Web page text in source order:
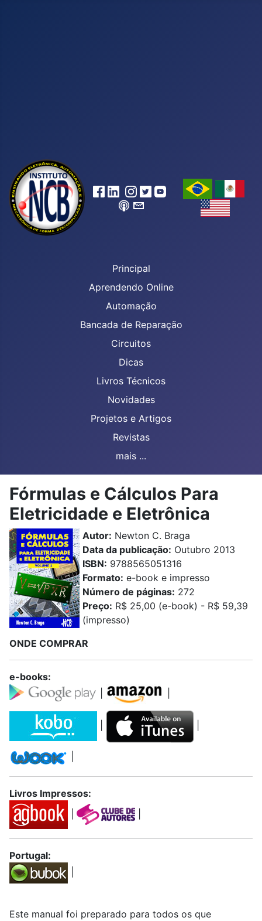
Principal
Aprendendo Online
Automação
Bancada de Reparação
Circuitos
Dicas
Livros Técnicos
Novidades
Projetos e Artigos
Revistas
mais ...
Fórmulas e Cálculos Para
Eletricidade e Eletrônica
Autor: Newton C. Braga
Data da publicação: Outubro 2013
ISBN: 9788565051316
Formato: e-book e impresso
Número de páginas: 272
Preço: R$ 25,00 (e-book) - R$ 59,39
(impresso)
ONDE COMPRAR
e-books:
Livros Impressos:
Portugal:
Este manual foi preparado para todos os que